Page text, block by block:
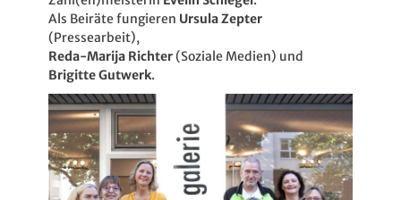
Als Beiräte fungieren Ursula Zepter
(Pressearbeit),
Reda-Marija Richter(Soziale Medien) und
Brigitte Gutwerk.